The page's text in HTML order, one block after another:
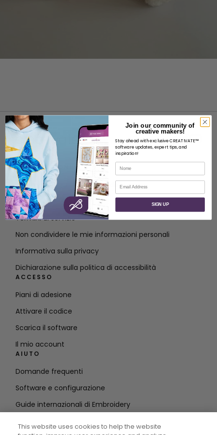
INFORMAZIONI
Informazioni su SVP Worldwide
Contatto
Termini di servizio
Non condividere le mie informazioni personali
Informativa sulla privacy
Dichiarazione sulla politica di accessibilità
ACCESSO
Piani di adesione
Attivare il codice
Scarica il software
Il mio account
AIUTO
Domande frequenti
Software e configurazione
Guide internazionali di Embroidery
RIMANETE IN CONTATTO
This website uses cookies to help the website
Join our community of
creative makers!
Stay ahead with exclusive CREATIVATE™
software updates, expert tips, and
inspiration!
Nome
Email
SIGN UP